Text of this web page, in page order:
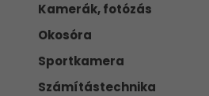
Kamerák, fotózás
Okosóra
Sportkamera
Számítástechnika